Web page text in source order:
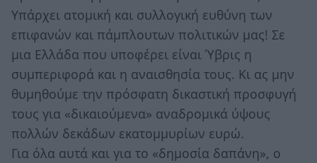
Υπάρχει ατομική και συλλογική ευθύνη των
επιφανών και πάμπλουτων πολιτικών μας! Σε
μια Ελλάδα που υποφέρει είναι Ύβρις η
συμπεριφορά και η αναισθησία τους. Κι ας μην
θυμηθούμε την πρόσφατη δικαστική προσφυγή
τους για «δικαιούμενα» αναδρομικά ύψους
πολλών δεκάδων εκατομμυρίων ευρώ.
Για όλα αυτά και για το «δημοσία δαπάνη», ο